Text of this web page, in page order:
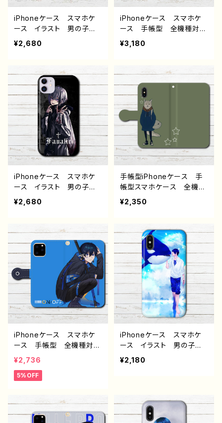
ー 絵師 オリジナル デ
ザイン グッズ タイトル：
少年とシャチ 作：しゅり
iPhoneケース スマホケ
ース イラスト 男の子
かっこいい イケメン エモ
い おしゃれ メンズ iPh
OS Xperia Googlepix
el Galaxy Android
アンドロイド ケース 少
年 黒髪 個性的 おすす
め 人気 イラストレータ
ー クリエイター 絵師
オリジナル デザイン グッ
ズ タイトル：黒野京 デザイ
ン56 作：黒野京
¥2,680
iPhoneケース スマホケ
ース 手帳型 全機種対
応 イラスト 男の子 か
っこいい イケメン おしゃ
い メンヘラ ヤンデレ メ
11 AQUOS Xperia G
ooglepixel Galaxy An
droid アンドロイド ケー
ス 少年 銀髪 ピアス
パーカー フード クー
ル 個性的 おすすめ 人
気 イラストレーター クリ
エイター 絵師 オリジナ
ル デザイン グッズ タイ
トル：Fanatic 作：黒野京
¥3,180
iPhoneケース スマホケ
ース イラスト 男の子
かっこいい イケメン おし
ゃれ エモい 病みかわい
ンズ iPhone15/14/13/12/
11 AQUOS Xperia G
ooglepixel Galaxy An
droid アンドロイド ケー
ス 少年 銀髪 ピアス
パーカー フード クー
ル 個性的 おすすめ 人
気 イラストレーター クリ
エイター 絵師 オリジナ
ル デザイン グッズ タイ
トル：Fanatic 作：黒野京
¥2,680
手帳型iPhoneケース 手
帳型スマホケース 全機種
対応 動物 イラスト お
しゃれ オオカミ 狼 か
ズ レディース 女子 高
校生 男子 iPhone17/1
6/15/14/13 AQUOS Xp
eria Googlepixel Gal
axy Android アンドロ
イド ケース おすすめ
個性的 人気 イラストレ
ーター クリエイター 絵
師 オリジナル デザイ
ン グッズ タイトル：マチ
アワセ（狼さん） 作：黒糖
からす
¥2,350
iPhoneケース スマホケ
ース 手帳型 全機種対
応 おしゃれ イラスト
男子 かっこいい イケメ
ン クール エモい iPho
s/7/8 Android アンド
¥2,736
5%OFF
iPhoneケース スマホケ
ース イラスト 男の子
かっこいい イケメン クー
ル おしゃれ 動物 シャ
3/12/11 AQUOS Xperi
a Googlepixel Galaxy
¥2,180